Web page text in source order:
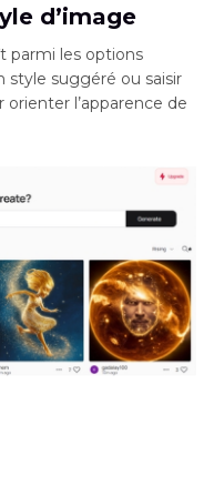
d’image
parmi les options
style suggéré ou saisir
l’apparence de